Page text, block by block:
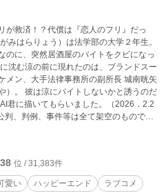
が救済！？代償は『恋人のフリ』だっ
みはらりょう）は法学部の大学２年生。
のに、突然居酒屋のバイトをクビになっ
沈む涼の前に現れたのは、ブランドスー
メン、大手法律事務所の副所長 城南晄矢
）。 彼は涼にバイトしないかと誘うのだ
、判例、事件等は全て架空のもので
ョンであり、参考にした事件等もござい
現実との乖離はどうぞご容赦ください。
位 / 31,383件
愛い ハッピーエンド
ラブコメ